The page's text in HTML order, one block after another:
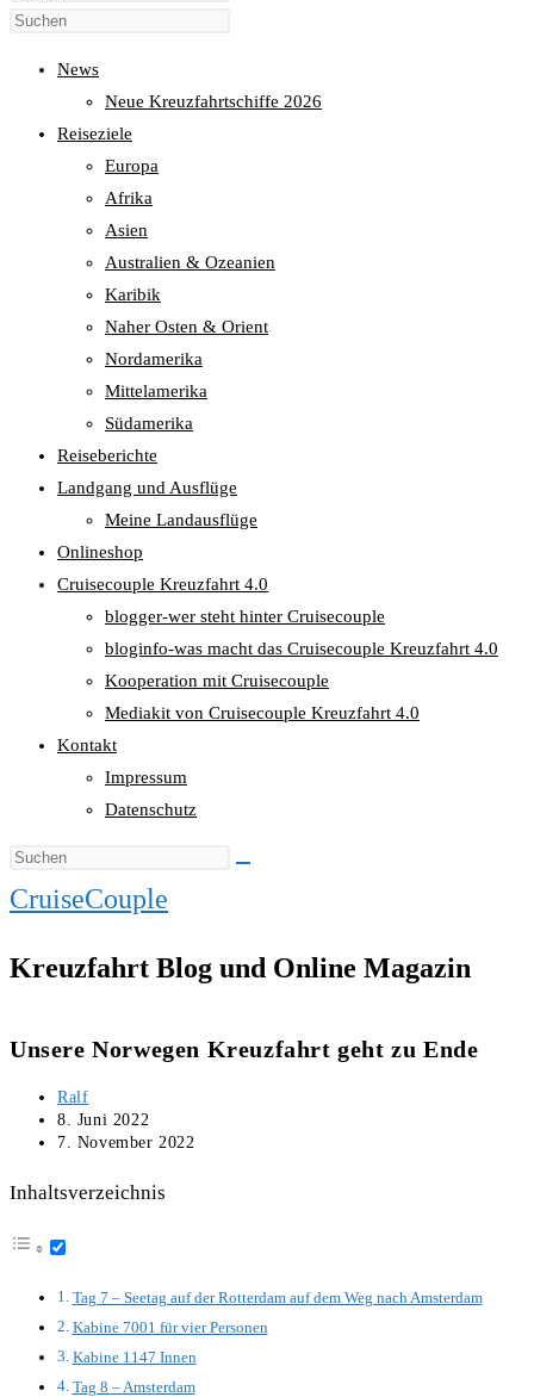
Website
News
Neue Kreuzfahrtschiffe 2026
Reiseziele
Europa
Afrika
Asien
Australien & Ozeanien
Karibik
Naher Osten & Orient
Nordamerika
Mittelamerika
Südamerika
Reiseberichte
Landgang und Ausflüge
Meine Landausflüge
Onlineshop
Cruisecouple Kreuzfahrt 4.0
blogger-wer steht hinter Cruisecouple
bloginfo-was macht das Cruisecouple Kreuzfahrt 4.0
Kooperation mit Cruisecouple
Mediakit von Cruisecouple Kreuzfahrt 4.0
Kontakt
Impressum
Datenschutz
CruiseCouple
Kreuzfahrt Blog und Online Magazin
Unsere Norwegen Kreuzfahrt geht zu Ende
Beitrags-
Autor:
Ralf
Beitrag
veröffentlicht:
8. Juni 2022
Beitrag
geändert
7. November 2022
Inhaltsverzeichnis
Tag 7 – Seetag auf der Rotterdam auf dem Weg nach Amsterdam
Kabine 7001 für vier Personen
Kabine 1147 Innen
Tag 8 – Amsterdam